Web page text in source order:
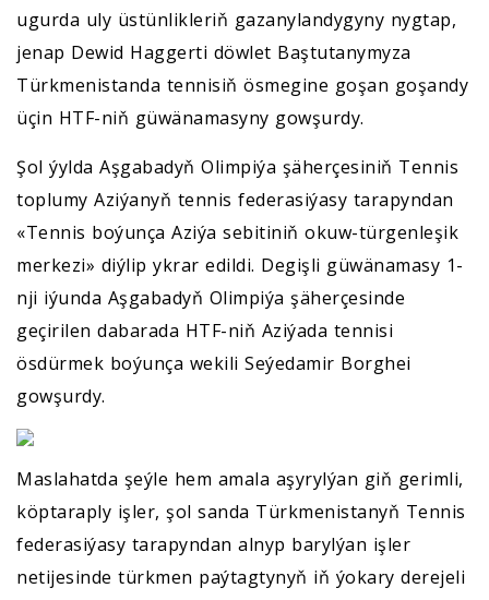
ugurda uly üstünlikleriň gazanylandygyny nygtap,
jenap Dewid Haggerti döwlet Baştutanymyza
Türkmenistanda tennisiň ösmegine goşan goşandy
üçin HTF-niň güwänamasyny gowşurdy.
Şol ýylda Aşgabadyň Olimpiýa şäherçesiniň Tennis
toplumy Aziýanyň tennis federasiýasy tarapyndan
«Tennis boýunça Aziýa sebitiniň okuw-türgenleşik
merkezi» diýlip ykrar edildi. Degişli güwänamasy 1-
nji iýunda Aşgabadyň Olimpiýa şäherçesinde
geçirilen dabarada HTF-niň Aziýada tennisi
ösdürmek boýunça wekili Seýedamir Borghei
gowşurdy.
Maslahatda şeýle hem amala aşyrylýan giň gerimli,
köptaraply işler, şol sanda Türkmenistanyň Tennis
federasiýasy tarapyndan alnyp barylýan işler
netijesinde türkmen paýtagtynyň iň ýokary derejeli